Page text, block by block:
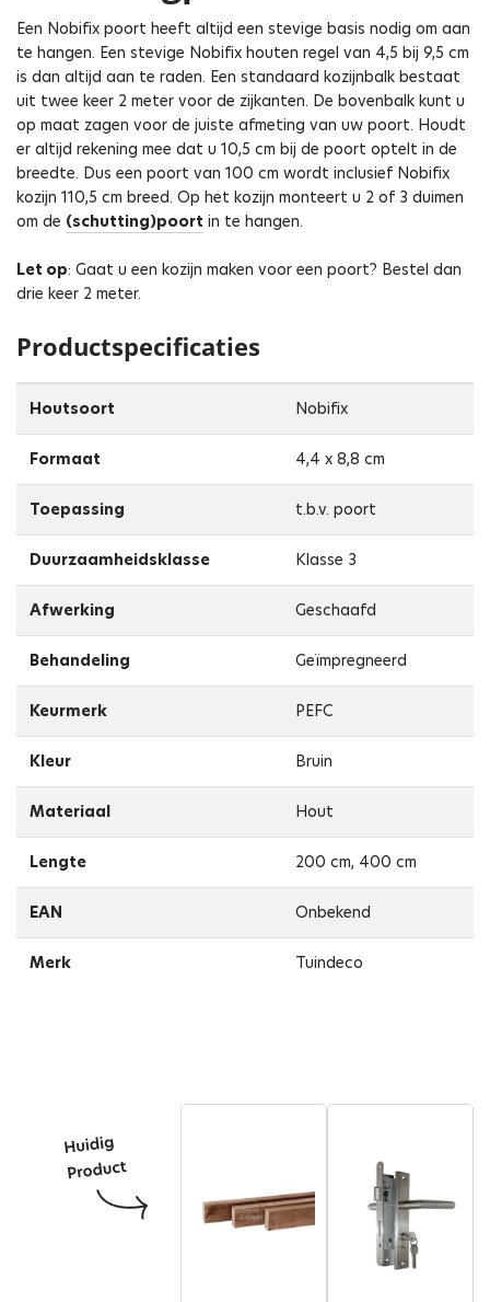
Een Nobifix poort heeft altijd een stevige basis nodig om aan
te hangen. Een stevige Nobifix houten regel van 4,5 bij 9,5 cm
is dan altijd aan te raden. Een standaard kozijnbalk bestaat
uit twee keer 2 meter voor de zijkanten. De bovenbalk kunt u
op maat zagen voor de juiste afmeting van uw poort. Houdt
er altijd rekening mee dat u 10,5 cm bij de poort optelt in de
breedte. Dus een poort van 100 cm wordt inclusief Nobifix
kozijn 110,5 cm breed. Op het kozijn monteert u 2 of 3 duimen
om de (schutting)poort in te hangen.
Let op: Gaat u een kozijn maken voor een poort? Bestel dan
drie keer 2 meter.
Productspecificaties
Houtsoort Nobifix
Formaat 4,4 x 8,8 cm
Toepassing t.b.v. poort
Duurzaamheidsklasse Klasse 3
Afwerking Geschaafd
Behandeling Geïmpregneerd
Keurmerk PEFC
Kleur Bruin
Materiaal Hout
Lengte 200 cm, 400 cm
EAN Onbekend
Merk Tuindeco